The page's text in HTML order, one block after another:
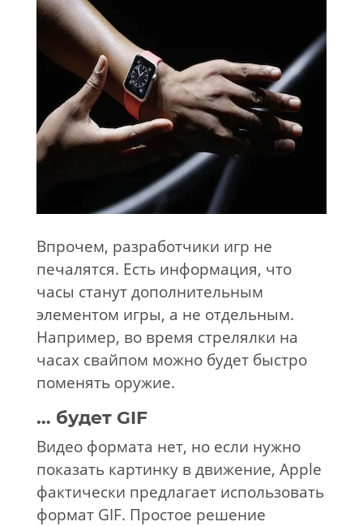
Впрочем, разработчики игр не
печалятся. Есть информация, что
часы станут дополнительным
элементом игры, а не отдельным.
Например, во время стрелялки на
часах свайпом можно будет быстро
поменять оружие.
… будет GIF
Видео формата нет, но если нужно
показать картинку в движение, Apple
фактически предлагает использовать
формат GIF. Простое решение